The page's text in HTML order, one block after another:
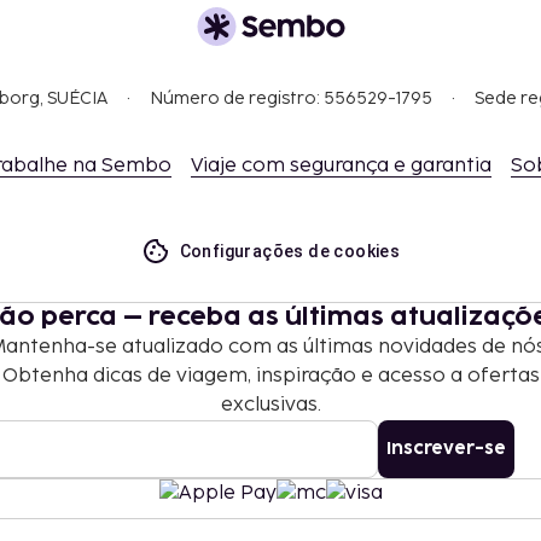
noite. Este imposto
mesmo quarto que os
registados.
através do
em quartos
SUÉCIA Número de registro: 556529-1795 Sede
na Sembo Viaje com segurança e garantia
Configurações de cookies
perca – receba as últimas
se atualizado com as últimas novidades de
Obtenha dicas de viagem, inspiração e acesso a ofertas
exclusivas.
Inscrever-se